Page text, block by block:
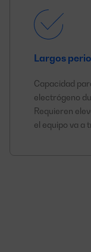
Largos
Capacidad
electrógeno
Requieren
el equipo va a